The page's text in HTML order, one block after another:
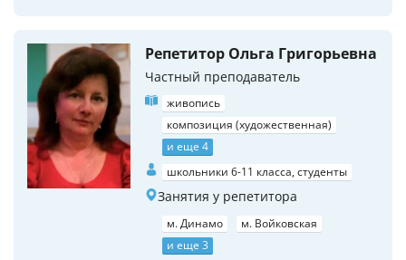
Репетитор Ольга Григорьевна
Частный преподаватель
живопись
композиция (художественная)
и еще 4
школьники 6-11 класса, студенты
Занятия у репетитора
м. Динамо
м. Войковская
и еще 3